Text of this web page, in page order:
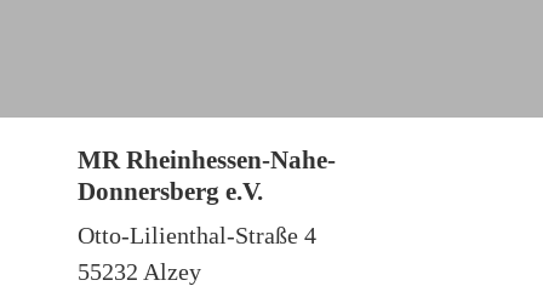
MR Rheinhessen-Nahe-
Donnersberg e.V.
Otto-Lilienthal-Straße 4
55232 Alzey